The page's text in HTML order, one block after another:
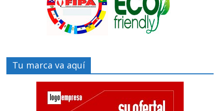
Tu marca va aquí